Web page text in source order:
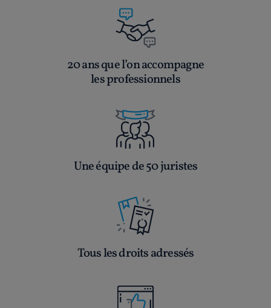
20 ans que l’on accompagne
les professionnels
Une équipe de 50 juristes
Tous les droits adressés